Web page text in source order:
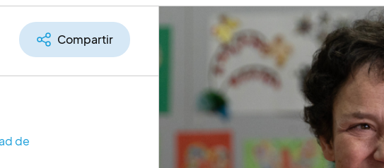
Compartir
de